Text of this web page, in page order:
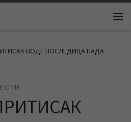
ВОДЕ ПОСЛЕДИЦА ПАДА